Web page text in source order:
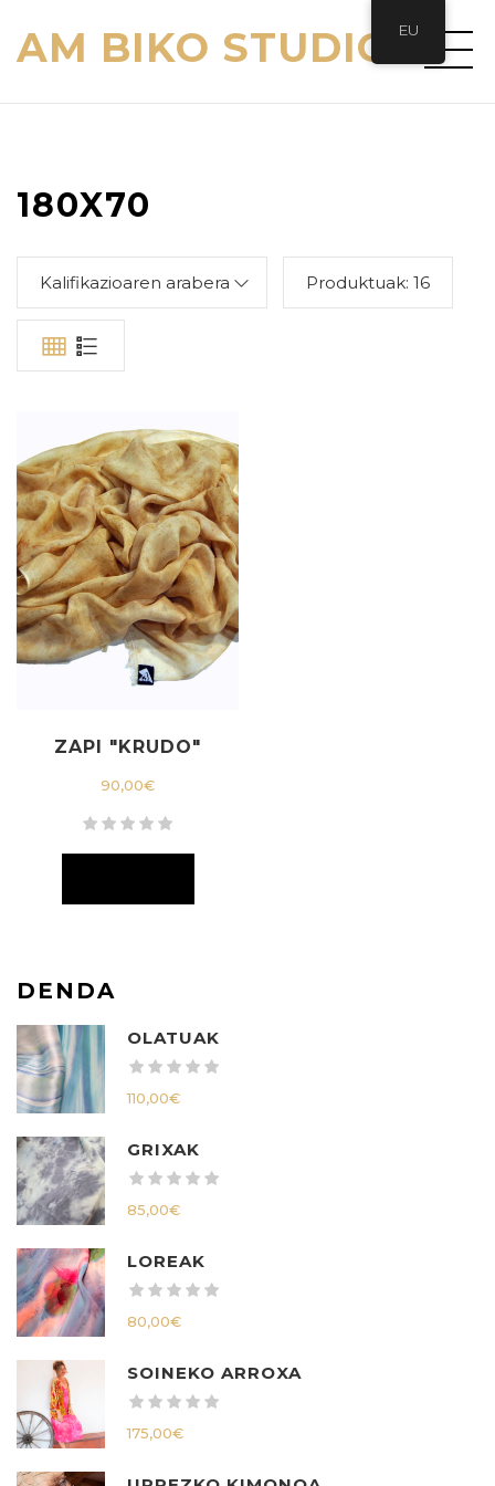
AM BIKO STUDIO
180X70
Kalifikazioaren arabera Produktuak: 16
ZAPI "KRUDO"
90,00€
DENDA
OLATUAK
110,00€
GRIXAK
85,00€
LOREAK
80,00€
SOINEKO ARROXA
175,00€
EU